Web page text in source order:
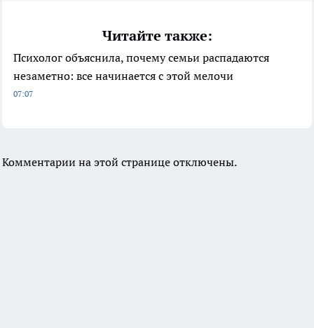
Читайте также:
Психолог объяснила, почему семьи распадаются
незаметно: все начинается с этой мелочи
07:07
Комментарии на этой странице отключены.